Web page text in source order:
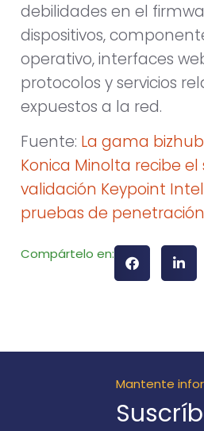
debilidades en el
dispositivos,
operativo, interfaces
protocolos y servicios
expuestos a la red.
Fuente: La gama
Konica Minolta recibe el
validación Keypoint
pruebas de
Compártelo en:
Mantente